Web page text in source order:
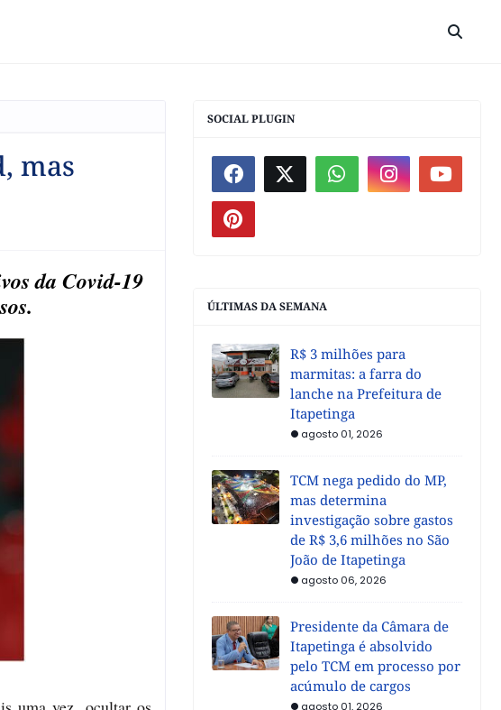
mas
da Covid-19
SOCIAL PLUGIN
ÚLTIMAS DA SEMANA
R$ 3 milhões para
marmitas: a farra do
lanche na Prefeitura de
Itapetinga
agosto 01, 2026
TCM nega pedido do MP,
mas determina
investigação sobre gastos
de R$ 3,6 milhões no São
João de Itapetinga
agosto 06, 2026
Presidente da Câmara de
Itapetinga é absolvido
pelo TCM em processo por
acúmulo de cargos
agosto 01, 2026